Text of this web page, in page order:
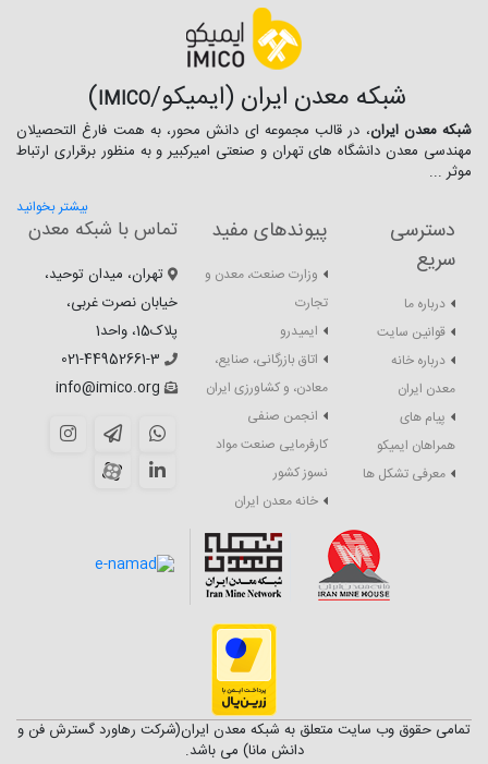
شبکه معدن ایران (ایمیکو/IMICO
)
شبکه معدن ایران، در قالب مجموعه ای دانش محور، به همت فارغ­ التحصیلان
مهندسی معدن دانشگاه ­های تهران و صنعتی امیرکبیر و به منظور برقراری ارتباط
موثر ...
بیشتر بخوانید
دسترسی
سریع
درباره ما
قوانین سایت
درباره خانه
معدن ایران
پیام های
همراهان ایمیکو
معرفی تشکل ها
پیوندهای مفید
وزارت صنعت، معدن و
تجارت
ایمیدرو
اتاق بازرگانی، صنایع،
معادن، و کشاورزی ایران
انجمن صنفی
کارفرمایی صنعت مواد
نسوز کشور
خانه معدن ایران
تماس با شبکه معدن
تهران، میدان توحید،
خیابان نصرت غربی،
پلاک15، واحد1
021-44952661-3
info@imico.org
تمامی حقوق وب سایت متعلق به شبکه معدن ایران(شرکت رهاورد گسترش فن و
دانش مانا) می باشد.